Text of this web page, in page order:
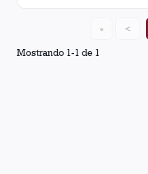
Mostrando 1-1 de 1
« <